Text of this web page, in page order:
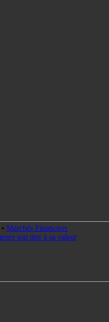
• Marchés Financiers
son titre à sa valeur